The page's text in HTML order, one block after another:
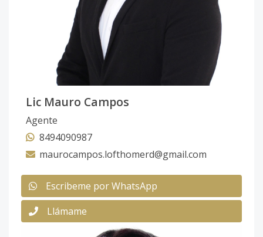
Lic Mauro Campos
Agente
8494090987
maurocampos.lofthomerd@gmail.com
Escribeme por WhatsApp
Llámame